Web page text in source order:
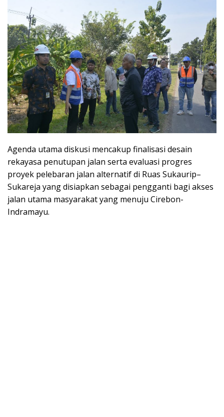
Agenda utama diskusi mencakup finalisasi desain
rekayasa penutupan jalan serta evaluasi progres
proyek pelebaran jalan alternatif di Ruas Sukaurip–
Sukareja yang disiapkan sebagai pengganti bagi akses
jalan utama masyarakat yang menuju Cirebon-
Indramayu.